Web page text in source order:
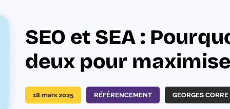
SEO et SEA :
deux pour
GEORGES CORRE
RÉFÉRENCEMENT
18 mars 2025